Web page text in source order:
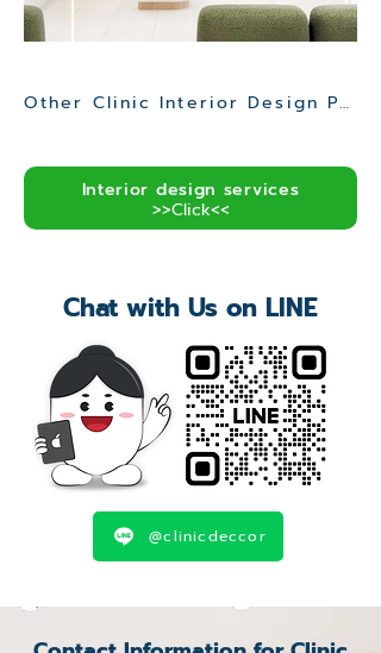
Other Clinic Interior Design Project>>
Interior design services
>>Click<<
Chat with Us on LINE
@clinicdeccor